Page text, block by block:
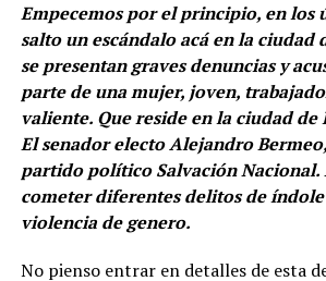
Empecemos por el principio, en los
salto un escándalo acá en la ciudad
se presentan graves denuncias y
parte de una mujer, joven,
valiente. Que reside en la ciudad de
El senador electo Alejandro
partido político Salvación Nacional.
cometer diferentes delitos de índole
violencia de genero.
No pienso entrar en detalles de esta